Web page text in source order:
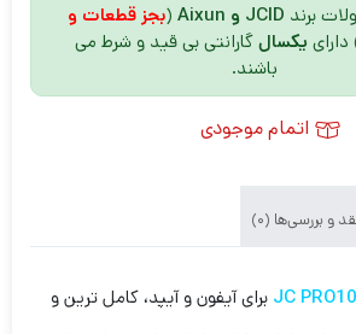
برند JCID و Aixun (بجز قطعات و
داراییکسالگارانتی بی قید و شرط می
باشند.
اتمام موجودی
و بررسی‌ها (0)
JC برای آیفون و آیپد، کامل ترین و